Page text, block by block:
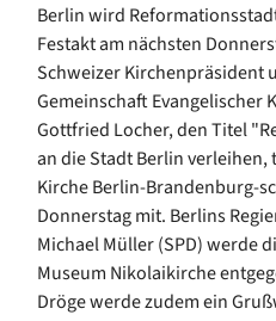
Berlin wird
Festakt am nächsten
Schweizer Kirchenpräsident
Gemeinschaft Evangelischer
Gottfried Locher, den Titel
an die Stadt Berlin verleihen,
Kirche Berlin-Brandenburg-
Donnerstag mit. Berlins
Michael Müller (SPD) werde
Museum Nikolaikirche
Dröge werde zudem ein